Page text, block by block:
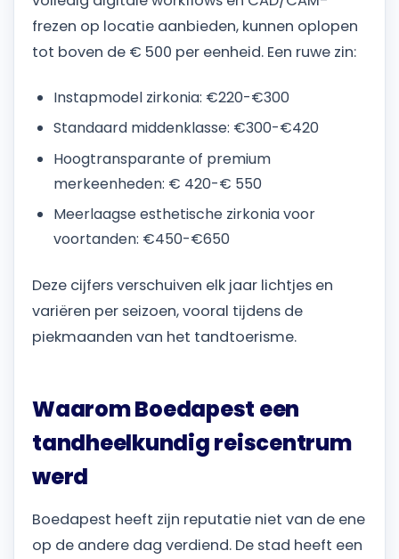
frezen op locatie aanbieden, kunnen oplopen
tot boven de € 500 per eenheid. Een ruwe zin:
Instapmodel zirkonia: €220-€300
Standaard middenklasse: €300-€420
Hoogtransparante of premium
merkeenheden: € 420-€ 550
Meerlaagse esthetische zirkonia voor
voortanden: €450-€650
Deze cijfers verschuiven elk jaar lichtjes en
variëren per seizoen, vooral tijdens de
piekmaanden van het tandtoerisme.
Waarom Boedapest een
tandheelkundig reiscentrum
werd
Boedapest heeft zijn reputatie niet van de ene
op de andere dag verdiend. De stad heeft een